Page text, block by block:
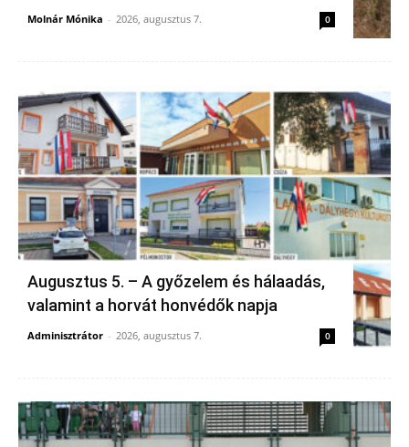
Molnár Mónika - 2026, augusztus 7. 0
Augusztus 5. – A győzelem és hálaadás,
valamint a horvát honvédők napja
Adminisztrátor - 2026, augusztus 7. 0